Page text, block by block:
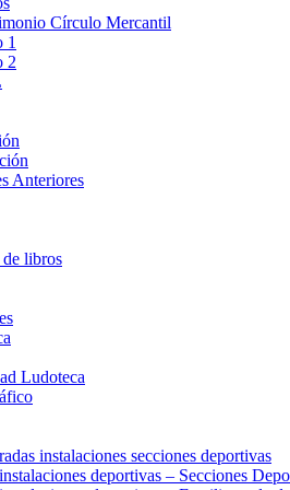
Círculo Mercantil
1
2
Anteriores
de libros
Ludoteca
instalaciones secciones deportivas
deportivas – Secciones